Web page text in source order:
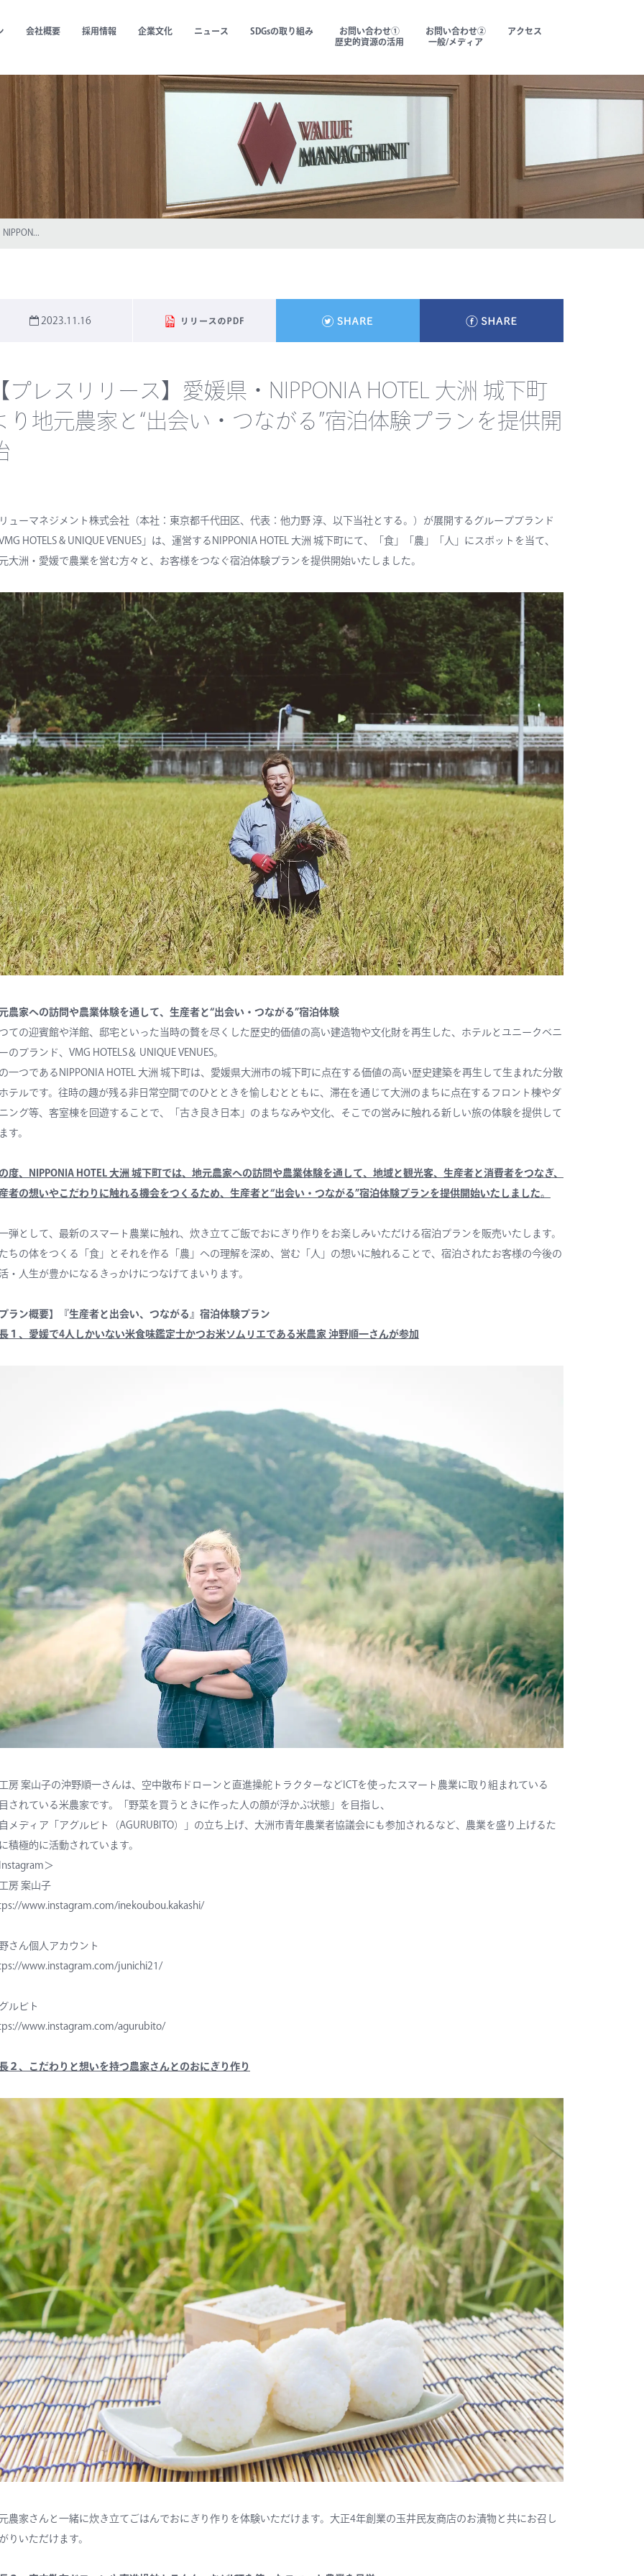
会社概要 採用情報 企業文化 ニュース SDGsの取り組み
お問い合わせ①
歴史的資源の活用
お問い合わせ②
一般/メディア
アクセス
2023.11.16
プレスリリース】愛媛県・NIPPONIA HOTEL 大洲 城下町
り地元農家と“出会い・つながる”宿泊体験プランを提供開
ューマネジメント株式会社（本社：東京都千代田区、代表：他力野 淳、以下当社とする。）が展開するグループブランド
HOTELS & UNIQUE VENUES」は、運営するNIPPONIA HOTEL 大洲 城下町にて、「食」「農」「人」にスポットを当て、
大洲・愛媛で農業を営む方々と、お客様をつなぐ宿泊体験プランを提供開始いたしました。
農家への訪問や農業体験を通して、生産者と“出会い・つながる”宿泊体験
ての迎賓館や洋館、邸宅といった当時の贅を尽くした歴史的価値の高い建造物や文化財を再生した、ホテルとユニークべニ
のブランド、VMG HOTELS＆ UNIQUE VENUES。
一つであるNIPPONIA HOTEL 大洲 城下町は、愛媛県大洲市の城下町に点在する価値の高い歴史建築を再生して生まれた分散
テルです。往時の趣が残る非日常空間でのひとときを愉しむとともに、滞在を通じて大洲のまちに点在するフロント棟やダ
ング等、客室棟を回遊することで、「古き良き日本」のまちなみや文化、そこでの営みに触れる新しい旅の体験を提供して
す。
度、NIPPONIA HOTEL 大洲 城下町では、地元農家への訪問や農業体験を通して、地域と観光客、生産者と消費者をつなぎ、
者の想いやこだわりに触れる機会をつくるため、生産者と“出会い・つながる”宿泊体験プランを提供開始いたしました。
弾として、最新のスマート農業に触れ、炊き立てご飯でおにぎり作りをお楽しみいただける宿泊プランを販売いたします。
ちの体をつくる「食」とそれを作る「農」への理解を深め、営む「人」の想いに触れることで、宿泊されたお客様の今後の
・人生が豊かになるきっかけにつなげてまいります。
ラン概要】『生産者と出会い、つながる』宿泊体験プラン
１、愛媛で4人しかいない米食味鑑定士かつお米ソムリエである米農家 沖野順一さんが参加
房 案山子の沖野順一さんは、空中散布ドローンと直進操舵トラクターなどICTを使ったスマート農業に取り組まれている
されている米農家です。「野菜を買うときに作った人の顔が浮かぶ状態」を目指し、
メディア「アグルビト（AGURUBITO）」の立ち上げ、大洲市青年農業者協議会にも参加されるなど、農業を盛り上げるた
積極的に活動されています。
＞
房 案山子
www.instagram.com/inekoubou.kakashi/
さん個人アカウント
www.instagram.com/junichi21/
ルビト
www.instagram.com/agurubito/
２、こだわりと想いを持つ農家さんとのおにぎり作り
農家さんと一緒に炊き立てごはんでおにぎり作りを体験いただけます。大正4年創業の玉井民友商店のお漬物と共にお召し
りいただけます。